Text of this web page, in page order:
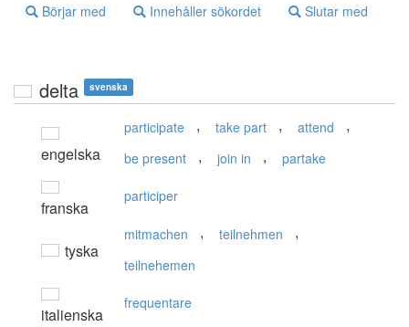
Börjar med Innehåller sökordet Slutar med
delta svenska
engelska
participate , take part , attend ,
be present , join in , partake
franska
participer
tyska
mitmachen , teilnehmen ,
teilnehemen
italienska
frequentare